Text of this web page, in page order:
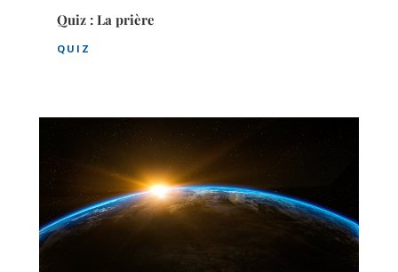
Quiz : La prière
QUIZ